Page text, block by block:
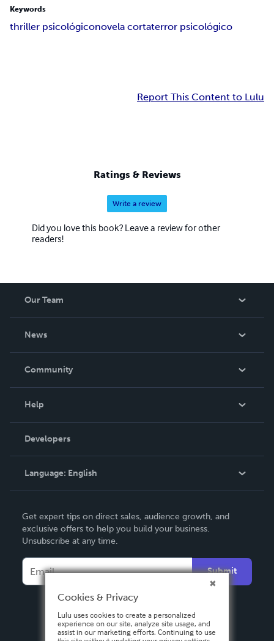
Keywords
thriller psicológiconovela cortaterror psicológico
Report This Content to Lulu
Ratings & Reviews
Write a review
Did you love this book? Leave a review for other
readers!
Our Team
About Us
Careers
News
In The News
Events
Community
Blog
Videos
Podcast
Help
Order Lookup
Knowledge Base
Contact Support
Developers
Language: English
Deutsch
Français
Italiano
Español
Get expert tips on direct sales, audience growth, and
exclusive offers to help you build your business.
Unsubscribe at any time.
Submit
Cookies & Privacy
Lulu uses cookies to create a personalized
experience on our site, analyze site usage, and
assist in our marketing efforts. Continuing to use